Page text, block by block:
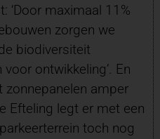
‘Door maximaal 11%
zorgen we
biodiversiteit
ontwikkeling’. En
zonnepanelen amper
Efteling legt er met een
toch nog